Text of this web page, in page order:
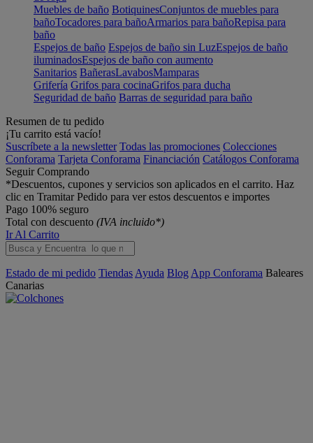
Muebles de baño BotiquinesConjuntos de muebles para
bañoTocadores para bañoArmarios para bañoRepisa para
baño
Espejos de baño Espejos de baño sin LuzEspejos de baño
iluminadosEspejos de baño con aumento
Sanitarios BañerasLavabosMamparas
Grifería Grifos para cocinaGrifos para ducha
Seguridad de baño Barras de seguridad para baño
Resumen de tu pedido
¡Tu carrito está vacío!
Suscríbete a la newsletter Todas las promociones Colecciones
Conforama Tarjeta Conforama Financiación Catálogos Conforama
Seguir Comprando
*Descuentos, cupones y servicios son aplicados en el carrito. Haz
clic en Tramitar Pedido para ver estos descuentos e importes
Pago 100% seguro
Total con descuento (IVA incluido*)
Ir Al Carrito
Estado de mi pedido Tiendas Ayuda Blog App Conforama Baleares
Canarias